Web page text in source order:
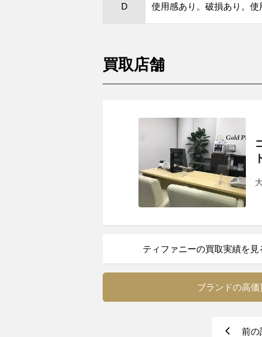
D 使用感あり。破損あり。
買取店舗
ティファニーの買取実績を見
ブランドの高
前の